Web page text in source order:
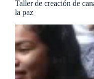
Taller de creación de
la paz